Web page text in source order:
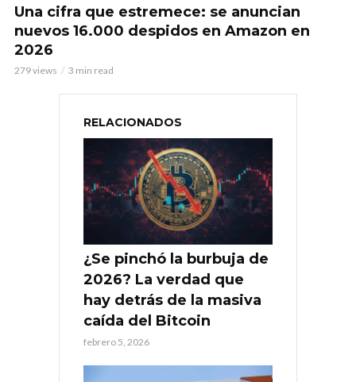
Una cifra que estremece: se anuncian
nuevos 16.000 despidos en Amazon en
2026
279 views 3 min read
RELACIONADOS
¿Se pinchó la burbuja de
2026? La verdad que
hay detrás de la masiva
caída del Bitcoin
febrero 5, 2026